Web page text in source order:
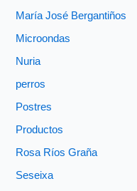
María José Bergantiños
Microondas
Nuria
perros
Postres
Productos
Rosa Ríos Graña
Seseixa